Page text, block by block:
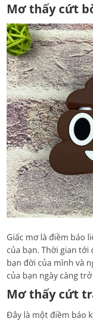
Mơ thấy cứt
Giấc mơ là điềm báo
của bạn. Thời gian
bạn đời của mình và
của bạn ngày càng
Mơ thấy cứt
Đây là một điềm báo